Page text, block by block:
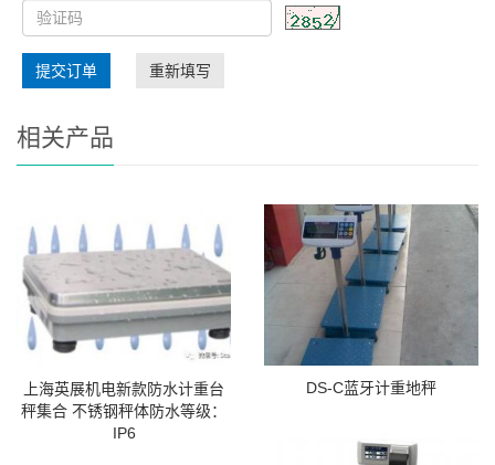
提交订单 重新填写
相关产品
上海英展机电新款防水计重台
秤集合 不锈钢秤体防水等级：
IP6
DS-C蓝牙计重地秤